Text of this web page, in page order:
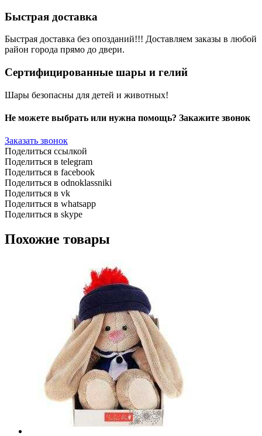
Быстрая доставка
Быстрая доставка без опозданий!!! Доставляем заказы в любой
район города прямо до двери.
Сертифицированные шары и гелий
Шары безопасны для детей и животных!
Не можете выбрать или нужна помощь? Закажите звонок
Заказать звонок
Поделиться ссылкой
Поделиться в telegram
Поделиться в facebook
Поделиться в odnoklassniki
Поделиться в vk
Поделиться в whatsapp
Поделиться в skype
Похожие товары